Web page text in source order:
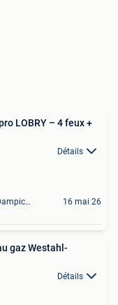
LOBRY – 4 feux +
Détails
St-Mard + Partie De Dampicourt 16 mai 26
gaz Westahl-
Détails